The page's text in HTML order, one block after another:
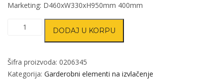
Marketing: D460xW330xH950mm 400mm
Garderobna
GE43
količina
DODAJ U KORPU
Šifra proizvoda: 0206345
Kategorija: Garderobni elementi na izvlačenje